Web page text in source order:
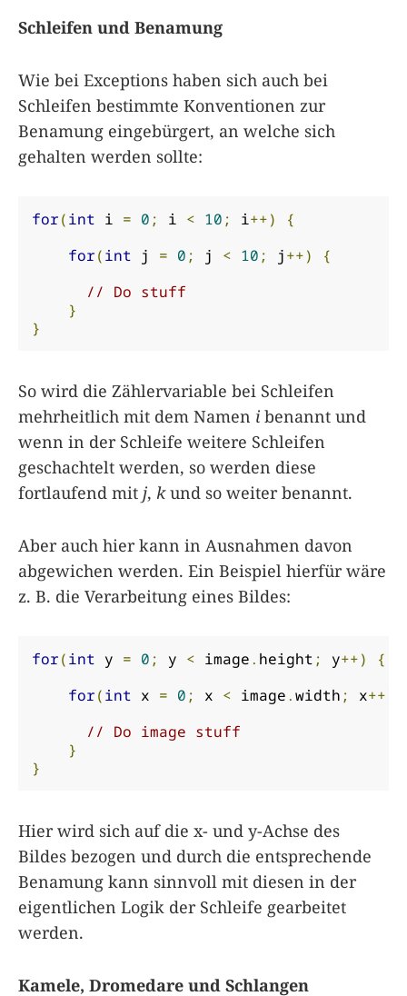
Schleifen und Benamung
Wie bei Exceptions haben sich auch bei
Schleifen bestimmte Konventionen zur
Benamung eingebürgert, an welche sich
gehalten werden sollte:
for(int i = 0 ; i < 10 ; i++)
{
for(int j = 0 ; j < 10 ; j++)
{
// Do stuff
}
}
So wird die Zählervariable bei Schleifen
mehrheitlich mit dem Namen i benannt und
wenn in der Schleife weitere Schleifen
geschachtelt werden, so werden diese
fortlaufend mit j, kund so weiter benannt.
Aber auch hier kann in Ausnahmen davon
abgewichen werden. Ein Beispiel hierfür wäre
z. B. die Verarbeitung eines Bildes:
for(int y = 0 ; y < image. height ; y++)
{
for(int x = 0 ; x < image.width ; x++)
// Do image stuff
}
}
Hier wird sich auf die x- und y-Achse des
Bildes bezogen und durch die entsprechende
Benamung kann sinnvoll mit diesen in der
eigentlichen Logik der Schleife gearbeitet
werden.
Kamele, Dromedare und Schlangen